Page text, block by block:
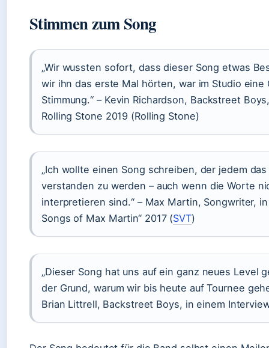
Stimmen zum Song
„Wir wussten sofort, dass dieser Song etwas
wir ihn das erste Mal hörten, war im Studio eine
Stimmung.“ – Kevin Richardson, Backstreet
Rolling Stone 2019 (Rolling Stone)
„Ich wollte einen Song schreiben, der jedem
verstanden zu werden – auch wenn die Worte
interpretieren sind.“ – Max Martin, Songwriter, in
Songs of Max Martin“ 2017 (SVT)
„Dieser Song hat uns auf ein ganz neues Level
der Grund, warum wir bis heute auf Tournee
Brian Littrell, Backstreet Boys, in einem